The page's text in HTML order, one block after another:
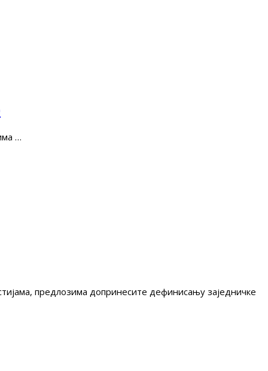
…
предлозима допринесите дефинисању заједничке